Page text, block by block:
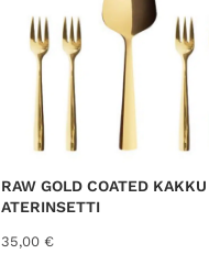
RAW GOLD COATED KAKKU
ATERINSETTI
35,00 €